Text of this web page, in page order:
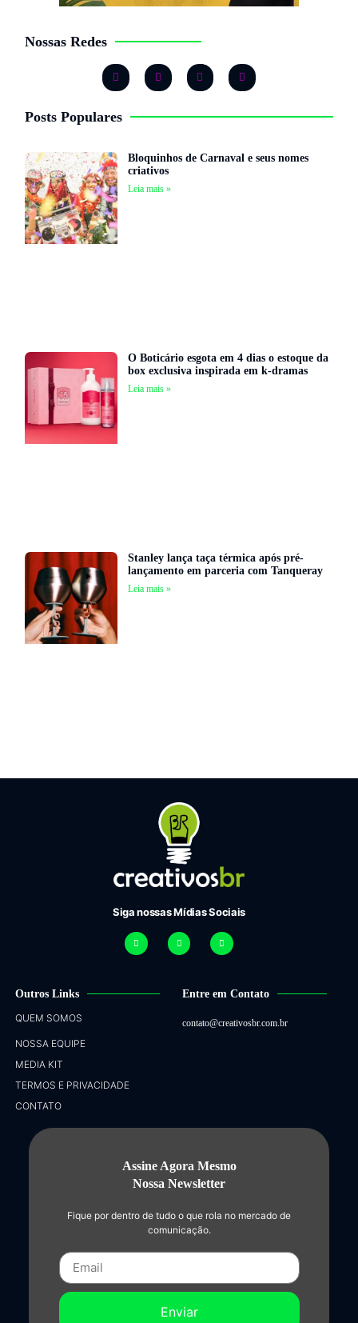
Nossas Redes
Posts Populares
Bloquinhos de Carnaval e seus nomes
criativos
Leia mais »
O Boticário esgota em 4 dias o estoque da
box exclusiva inspirada em k-dramas
Leia mais »
Stanley lança taça térmica após pré-
lançamento em parceria com Tanqueray
Leia mais »
Siga nossas Mídias Sociais
Outros Links
QUEM SOMOS
NOSSA EQUIPE
MEDIA KIT
TERMOS E PRIVACIDADE
CONTATO
Entre em Contato
contato@creativosbr.com.br
Assine Agora Mesmo
Nossa Newsletter
Fique por dentro de tudo o que rola no mercado de
comunicação.
Enviar